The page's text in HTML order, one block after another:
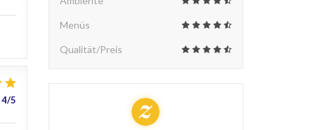
4/5
Menüs
Qualität/Preis